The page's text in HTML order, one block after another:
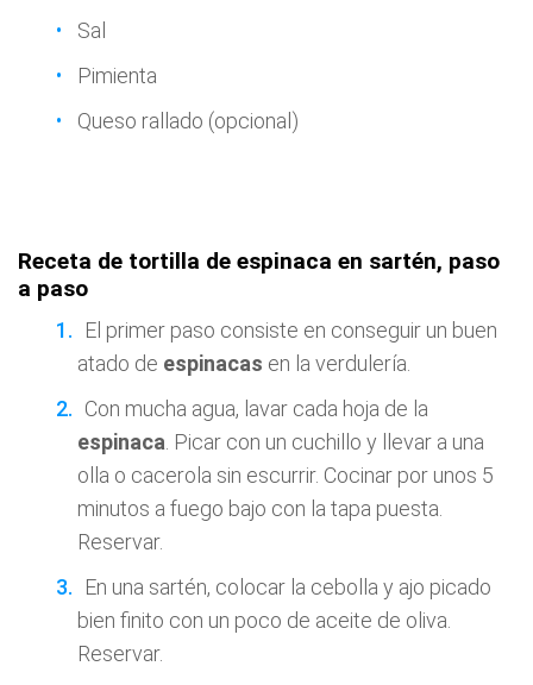
Sal
Pimienta
Queso rallado (opcional)
Receta de tortilla de espinaca en sartén, paso
a paso
El primer paso consiste en conseguir un buen
atado de espinacas en la verdulería.
Con mucha agua, lavar cada hoja de la
espinaca . Picar con un cuchillo y llevar a una
olla o cacerola sin escurrir. Cocinar por unos 5
minutos a fuego bajo con la tapa puesta.
Reservar.
En una sartén, colocar la cebolla y ajo picado
bien finito con un poco de aceite de oliva.
Reservar.